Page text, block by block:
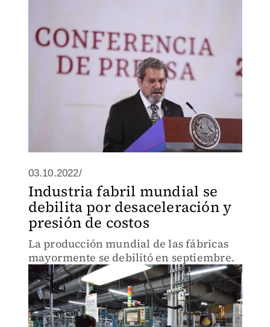
03.10.2022/
Industria fabril mundial se
debilita por desaceleración y
presión de costos
La producción mundial de las fábricas
mayormente se debilitó en septiembre.